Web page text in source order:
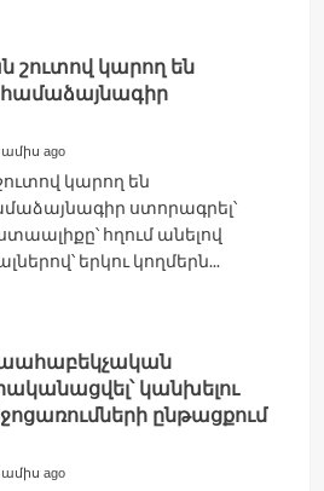
շուտով կարող են
ամիս ago
կարող են
ստորագրել՝
հղում անելով
երկու կողմերն...
կանխելու
ընթացքում
ամիս ago